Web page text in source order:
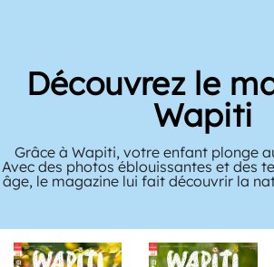
Découvrez le
Wapiti
Grâce à Wapiti, votre enfant plonge
Avec des photos éblouissantes et des
âge, le magazine lui fait découvrir la